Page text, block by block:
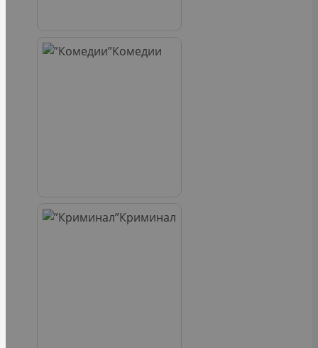
Комедии
Криминал